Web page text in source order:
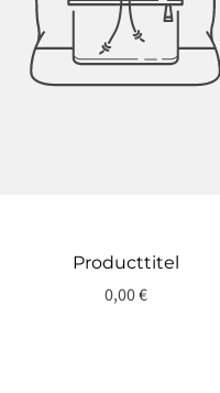
Producttitel
0,00 €